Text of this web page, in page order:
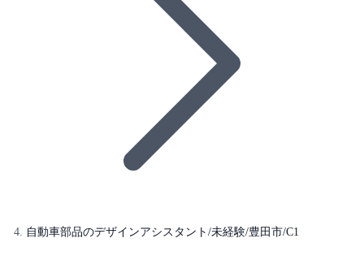
自動車部品のデザインアシスタント/未経験/豊田市/C1